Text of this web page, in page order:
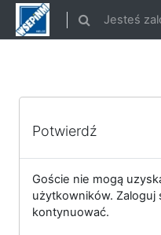
Przejdź do głównej zawartości
Przełącznik
Jesteś
Potwierdź
Goście nie mogą
użytkowników. Zaloguj
kontynuować.